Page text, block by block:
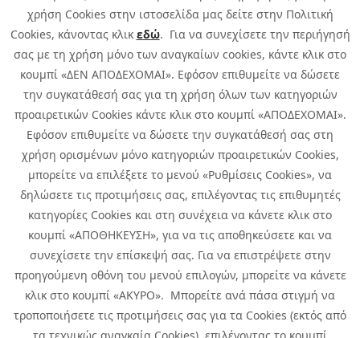
χρήση Cookies στην ιστοσελίδα μας δείτε στην Πολιτική
Cookies, κάνοντας κλικ εδώ. Για να συνεχίσετε την περιήγησή
σας με τη χρήση μόνο των αναγκαίων cookies, κάντε κλικ στο
κουμπί «ΔΕΝ ΑΠΟΔΕΧΟΜΑΙ». Εφόσον επιθυμείτε να δώσετε
την συγκατάθεσή σας για τη χρήση όλων των κατηγοριών
προαιρετικών Cookies κάντε κλικ στο κουμπί «ΑΠΟΔΕΧΟΜΑΙ».
Εφόσον επιθυμείτε να δώσετε την συγκατάθεσή σας στη
χρήση ορισμένων μόνο κατηγοριών προαιρετικών Cookies,
μπορείτε να επιλέξετε το μενού «Ρυθμίσεις Cookies», να
δηλώσετε τις προτιμήσεις σας, επιλέγοντας τις επιθυμητές
κατηγορίες Cookies και στη συνέχεια να κάνετε κλικ στο
κουμπί «ΑΠΟΘΗΚΕΥΣΗ», για να τις αποθηκεύσετε και να
συνεχίσετε την επίσκεψή σας. Για να επιστρέψετε στην
προηγούμενη οθόνη του μενού επιλογών, μπορείτε να κάνετε
κλικ στο κουμπί «ΑΚΥΡΟ». Μπορείτε ανά πάσα στιγμή να
τροποποιήσετε τις προτιμήσεις σας για τα Cookies (εκτός από
Copyright © 2026 Infoquest.gr Με επιφύλαξη κάθε νόμιμου δικαιώματος.
Πολιτική Cookies Προτιμήσεις Cookies | Όροι Χρήσης